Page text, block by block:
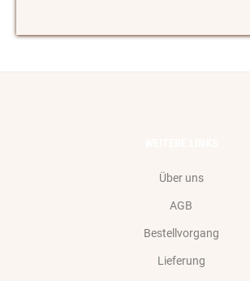
Über uns
AGB
Bestellvorgang
Lieferung